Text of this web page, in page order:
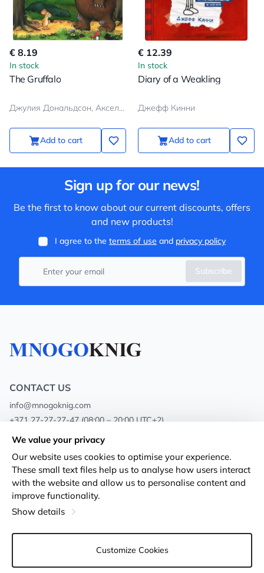
€ 8.19
In stock
The Gruffalo
Джулия Дональдсон, Аксель Шеффлер
Add to cart
€ 12.39
In stock
Diary of a Weakling
Джефф Кинни
Add to cart
Sign up for our news!
Be the first to know about our current discounts, offers
and new products!
I agree to the terms of use and privacy policy
Subscribe
CONTACT US
info@mnogoknig.com
+371 27-27-27-47 (08:00 – 20:00 UTC+2)
Rīga, Augusta Deglava 69d, LV-1082
About us
Stores
Shipping and payment
Loyalty Cards
Privacy Policy
Terms and conditions
Returns
Cookie settings
We value your privacy
Our website uses cookies to optimise your experience.
These small text files help us to analyse how users interact
with the website and allow us to personalise content and
improve functionality.
Show details
Customize Cookies